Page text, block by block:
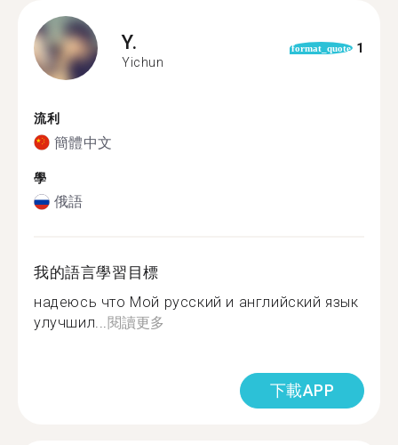
Y.
Yichun
format_quote 1
流利
簡體中文
學
俄語
我的語言學習目標
надеюсь что Мой русский и английский язык
улучшил...閱讀更多
下載APP